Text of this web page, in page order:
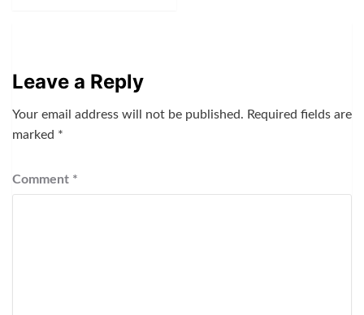
Leave a Reply
Your email address will not be published. Required fields are
marked *
Comment *